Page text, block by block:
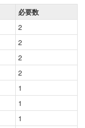
必要数
2
2
2
2
1
1
1